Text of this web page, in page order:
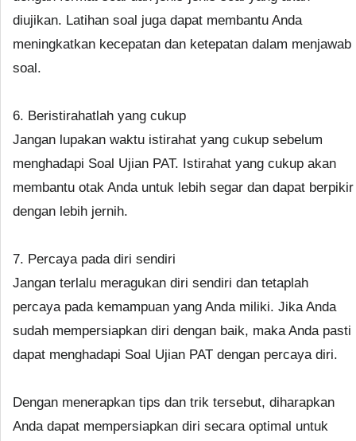
diujikan. Latihan soal juga dapat membantu Anda
meningkatkan kecepatan dan ketepatan dalam menjawab
soal.
6. Beristirahatlah yang cukup
Jangan lupakan waktu istirahat yang cukup sebelum
menghadapi Soal Ujian PAT. Istirahat yang cukup akan
membantu otak Anda untuk lebih segar dan dapat berpikir
dengan lebih jernih.
7. Percaya pada diri sendiri
Jangan terlalu meragukan diri sendiri dan tetaplah
percaya pada kemampuan yang Anda miliki. Jika Anda
sudah mempersiapkan diri dengan baik, maka Anda pasti
dapat menghadapi Soal Ujian PAT dengan percaya diri.
Dengan menerapkan tips dan trik tersebut, diharapkan
Anda dapat mempersiapkan diri secara optimal untuk